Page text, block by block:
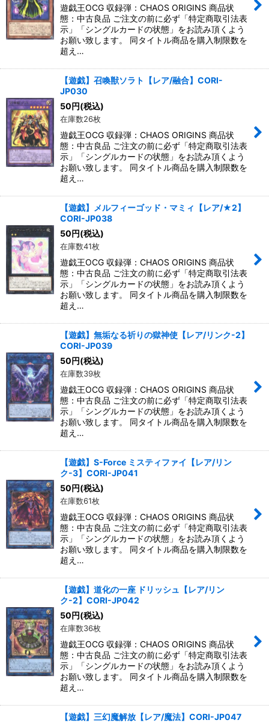
遊戯王OCG 収録弾：CHAOS ORIGINS 商品状
態：中古良品 ご注文の前に必ず「特定商取引法表
示」「シングルカードの状態」をお読み頂くよう
お願い致します。 同タイトル商品を購入制限数を
超え…
【遊戯】召喚獣ソラト【レア/融合】CORI-
JP030
50円(税込)
在庫数26枚
遊戯王OCG 収録弾：CHAOS ORIGINS 商品状
態：中古良品 ご注文の前に必ず「特定商取引法表
示」「シングルカードの状態」をお読み頂くよう
お願い致します。 同タイトル商品を購入制限数を
超え…
【遊戯】メルフィーゴッド・マミィ【レア/★2】
CORI-JP038
50円(税込)
在庫数41枚
遊戯王OCG 収録弾：CHAOS ORIGINS 商品状
態：中古良品 ご注文の前に必ず「特定商取引法表
示」「シングルカードの状態」をお読み頂くよう
お願い致します。 同タイトル商品を購入制限数を
超え…
【遊戯】無垢なる祈りの獄神使【レア/リンク-2】
CORI-JP039
50円(税込)
在庫数39枚
遊戯王OCG 収録弾：CHAOS ORIGINS 商品状
態：中古良品 ご注文の前に必ず「特定商取引法表
示」「シングルカードの状態」をお読み頂くよう
お願い致します。 同タイトル商品を購入制限数を
超え…
【遊戯】S-Force ミスティファイ【レア/リン
ク-3】CORI-JP041
50円(税込)
在庫数61枚
遊戯王OCG 収録弾：CHAOS ORIGINS 商品状
態：中古良品 ご注文の前に必ず「特定商取引法表
示」「シングルカードの状態」をお読み頂くよう
お願い致します。 同タイトル商品を購入制限数を
超え…
【遊戯】道化の一座 ドリッシュ【レア/リン
ク-2】CORI-JP042
50円(税込)
在庫数36枚
遊戯王OCG 収録弾：CHAOS ORIGINS 商品状
態：中古良品 ご注文の前に必ず「特定商取引法表
示」「シングルカードの状態」をお読み頂くよう
お願い致します。 同タイトル商品を購入制限数を
超え…
【遊戯】三幻魔解放【レア/魔法】CORI-JP047